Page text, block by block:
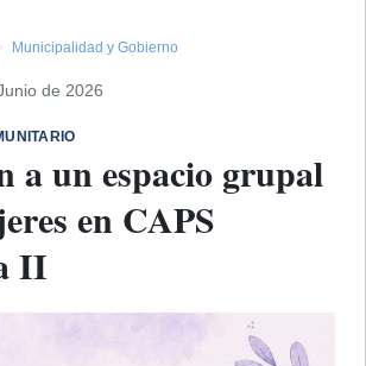
Municipalidad y Gobierno
de 2026
a un espacio grupal
en CAPS
II